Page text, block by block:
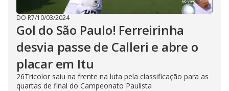
DO R7/10/03/2024
Gol do São Paulo! Ferreirinha
desvia passe de Calleri e abre o
placar em Itu
26Tricolor saiu na frente na luta pela classificação para as
quartas de final do Campeonato Paulista